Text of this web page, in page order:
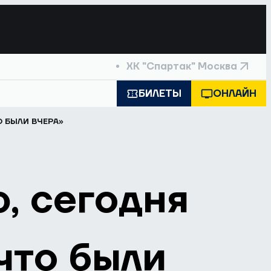
ХК "Спартак" Москва
БИЛЕТЫ ОНЛАЙН
БЫЛИ ВЧЕРА»
сегодня
были